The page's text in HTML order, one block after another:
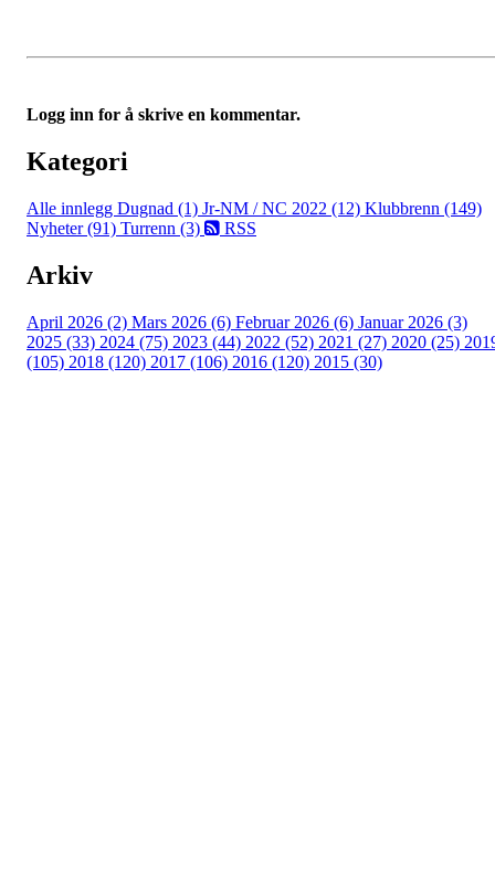
Logg inn for å skrive en kommentar.
Kategori
Alle innlegg Dugnad (1) Jr-NM / NC 2022 (12) Klubbrenn (149)
Nyheter (91) Turrenn (3) RSS
Arkiv
April 2026 (2) Mars 2026 (6) Februar 2026 (6) Januar 2026 (3)
2025 (33) 2024 (75) 2023 (44) 2022 (52) 2021 (27) 2020 (25)
(105) 2018 (120) 2017 (106) 2016 (120) 2015 (30)